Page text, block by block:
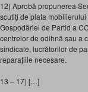
12) Aprobă propunerea
scutiţi de plata
Gospodăriei de Partid a
centrelor de odihnă sau a
sindicale, lucrătorilor de
reparaţiile necesare.
13 – 17) […]